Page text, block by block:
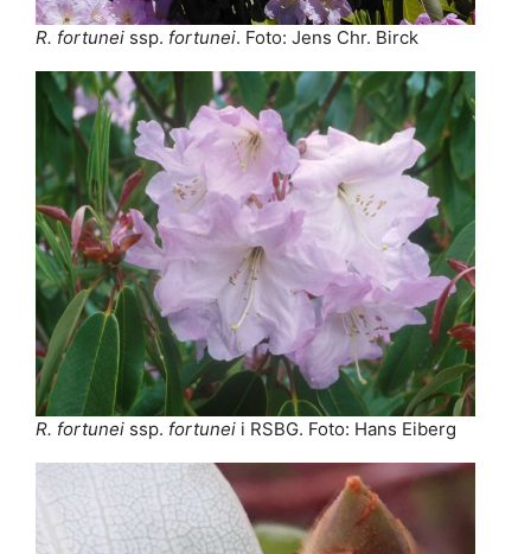
R. fortunei ssp. fortunei. Foto: Jens Chr. Birck
R. fortunei ssp. fortunei i RSBG. Foto: Hans Eiberg